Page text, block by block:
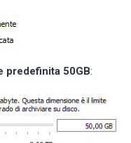
predefinita 50GB: